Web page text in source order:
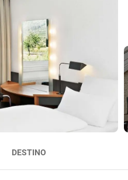
DESTINO